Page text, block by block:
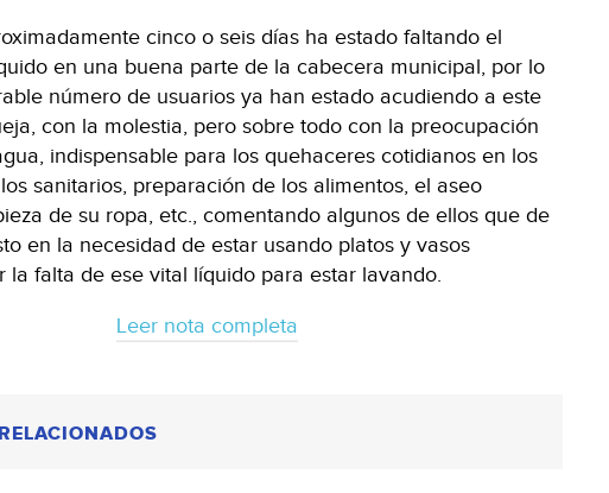
cinco o seis días ha estado faltando el
en una buena parte de la cabecera municipal, por lo
número de usuarios ya han estado acudiendo a este
con la molestia, pero sobre todo con la preocupación
indispensable para los quehaceres cotidianos en los
sanitarios, preparación de los alimentos, el aseo
de su ropa, etc., comentando algunos de ellos que de
en la necesidad de estar usando platos y vasos
la falta de ese vital líquido para estar lavando.
Leer nota completa